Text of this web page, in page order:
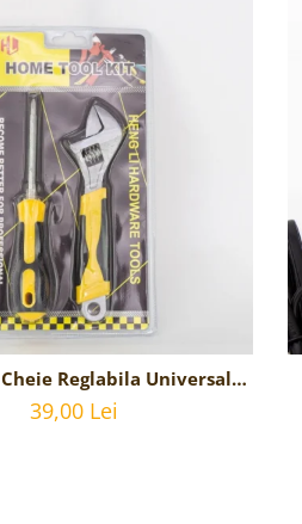
Reglabila Universala
stea si dreapta
interschimbabila
39,00 Lei